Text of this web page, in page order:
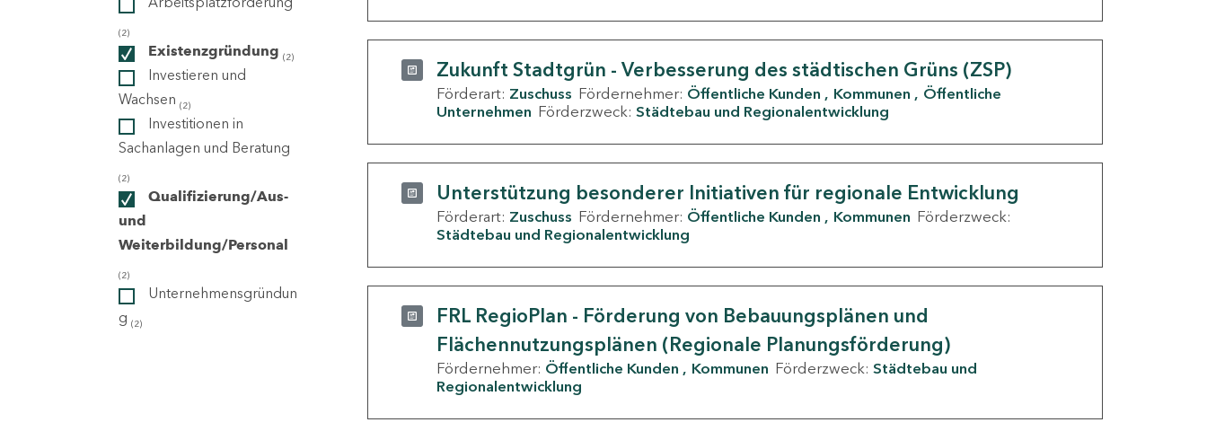
(2)
Existenzgründung (2)
Investieren und
Wachsen (2)
Investitionen in
Sachanlagen und Beratung
(2)
Qualifizierung/Aus-
und
Weiterbildung/Personal
(2)
Unternehmensgründun
g (2)
Zukunft Stadtgrün - Verbesserung des städtischen Grüns (ZSP)
Förderart: Zuschuss Fördernehmer: Öffentliche Kunden Kommunen
Öffentliche
Unternehmen Förderzweck: Städtebau und Regionalentwicklung
Unterstützung besonderer Initiativen für regionale Entwicklung
Förderart: Zuschuss Fördernehmer: Öffentliche Kunden Kommunen Förderzweck:
Städtebau und Regionalentwicklung
FRL RegioPlan - Förderung von Bebauungsplänen und
Flächennutzungsplänen (Regionale Planungsförderung)
Fördernehmer: Öffentliche Kunden Kommunen Förderzweck: Städtebau und
Regionalentwicklung